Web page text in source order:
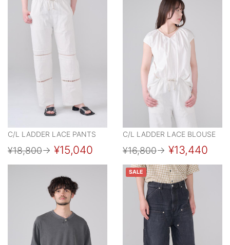
C/L LADDER LACE PANTS
¥18,800→ ¥15,040
C/L LADDER LACE BLOUSE
¥16,800→ ¥13,440
SALE